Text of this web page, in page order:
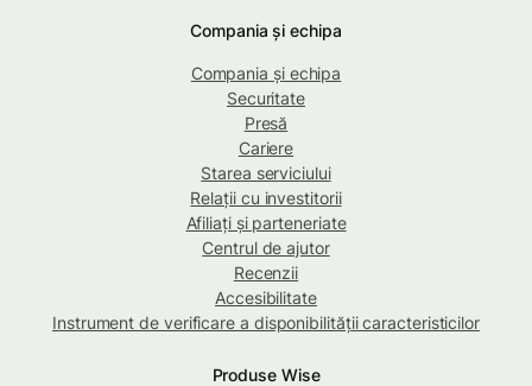
Compania și echipa
Compania și echipa
Securitate
Presă
Cariere
Starea serviciului
Relații cu investitorii
Afiliați și parteneriate
Centrul de ajutor
Recenzii
Accesibilitate
Instrument de verificare a disponibilității caracteristicilor
Produse Wise